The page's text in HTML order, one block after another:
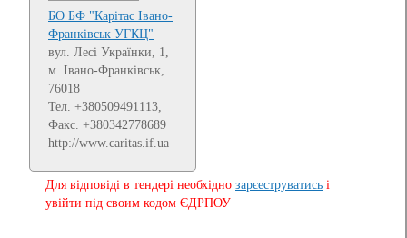
БО БФ "Карітас Івано-
Франківськ УГКЦ"
вул. Лесі Українки, 1,
м. Івано-Франківськ,
76018
Тел. +380509491113,
Факс. +380342778689
http://www.caritas.if.ua
Для відповіді в тендері необхідно зарєеструватись і
увійти під своим кодом ЄДРПОУ